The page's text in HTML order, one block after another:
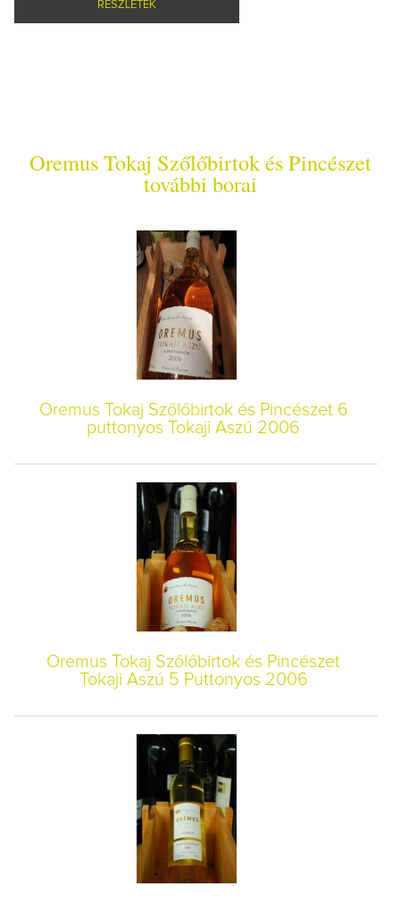
RÉSZLETEK
Oremus Tokaj Szőlőbirtok és Pincészet
további borai
Oremus Tokaj Szőlőbirtok és Pincészet 6
puttonyos Tokaji Aszú 2006
Oremus Tokaj Szőlőbirtok és Pincészet
Tokaji Aszú 5 Puttonyos 2006